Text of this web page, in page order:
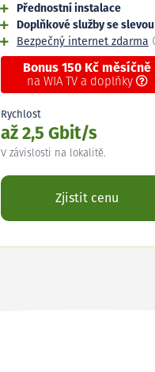
Přednostní instalace
Doplňkové služby se slevou
Bezpečný internet zdarma
Bonus 150 Kč měsíčně
na WIA TV a doplňky
Rychlost
až 2,5 Gbit/s
V závislosti na lokalitě.
Zjistit cenu